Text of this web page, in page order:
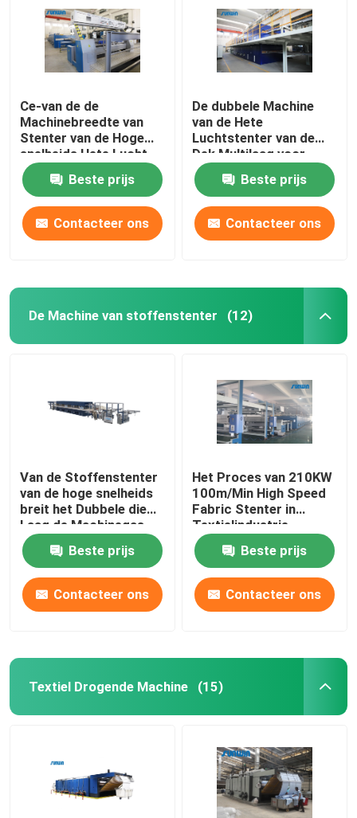
Ce-van de de
Machinebreedte van
Stenter van de Hoge
snelheids Hete Lucht
de Breiende Stof die
2400mm beëindigen
Beste prijs
Contacteer ons
De dubbele Machine
van de Hete
Luchtstenter van de
Dek Multilaag voor
breit Geweven Stoffen
Beste prijs
Contacteer ons
De Machine van stoffenstenter (12)
Van de Stoffenstenter
van de hoge snelheids
breit het Dubbele die
Laag de Machinegas
wordt verwarmd voor
Stof
Beste prijs
Contacteer ons
Het Proces van 210KW
100m/Min High Speed
Fabric Stenter in
Textielindustrie
2800mm
Beste prijs
Contacteer ons
Textiel Drogende Machine (15)